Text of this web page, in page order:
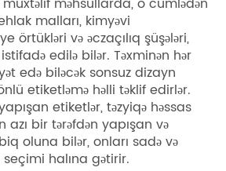
məhsullarda, o cümlədən
malları, kimyəvi
örtükləri və əczaçılıq şüşələri,
edilə bilər. Təxminən hər
edə biləcək sonsuz dizayn
etiketləmə həlli təklif edirlər.
etiketlər, təzyiqə həssas
azı bir tərəfdən yapışan və
oluna bilər, onları sadə və
halına gətirir.